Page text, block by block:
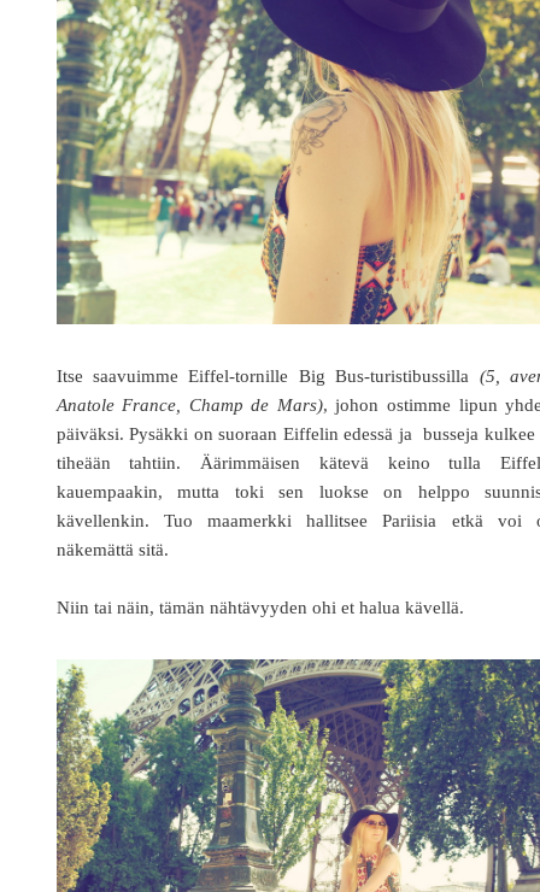
Itse saavuimme Eiffel-tornille Big Bus-turistibussilla (5,
Anatole France, Champ de Mars), johon ostimme lipun
päiväksi. Pysäkki on suoraan Eiffelin edessä ja busseja kulkee
tiheään tahtiin. Äärimmäisen kätevä keino tulla
kauempaakin, mutta toki sen luokse on helppo
kävellenkin. Tuo maamerkki hallitsee Pariisia etkä voi
näkemättä sitä.
Niin tai näin, tämän nähtävyyden ohi et halua kävellä.